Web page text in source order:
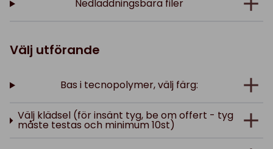
Nedladdningsbara filer
Välj utförande
Bas i tecnopolymer, välj färg:
Välj klädsel (för insänt tyg, be om offert - tyg
måste testas och minimum 10st)